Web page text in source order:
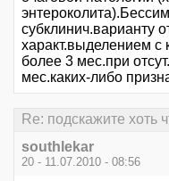
субклинич.варианту
характ.выделением с
более 3 мес.при
мес.каких-либо
Re: подскажите хоть
southlekar
20 - 11.07.2010 - 08:56